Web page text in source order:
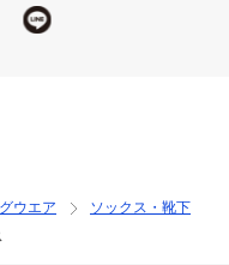
ウエア
ソックス・靴下